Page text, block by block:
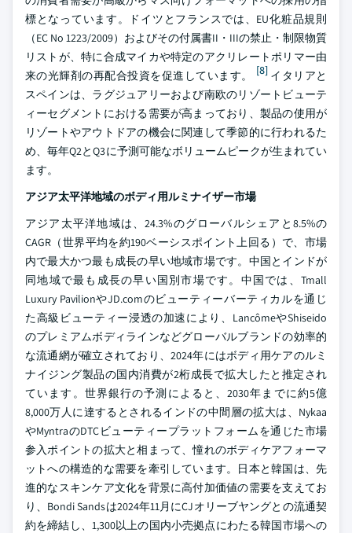
標となっています。ドイツとフランスでは、EU化粧品規則
（EC No 1223/2009）およびその付属書II・IIIの禁止・制限物質
リストが、特に合成マイカや特定のアクリレートポリマー由
来の光輝剤の再配合投資を促進しています。
[8]イタリアと
スペインは、ラグジュアリーおよび南欧のリゾートビューテ
ィーセグメントにおける需要が高まっており、製品の使用が
リゾートやアウトドアの機会に関連して季節的に行われるた
め、毎年Q2とQ3に予測可能なボリュームピークが生まれてい
ます。
アジア太平洋地域のボディ用ルミナイザー市場
アジア太平洋地域は、24.3%のグローバルシェアと8.5%の
CAGR（世界平均を約190ベーシスポイント上回る）で、市場
内で最大かつ最も成長の早い地域市場です。中国とインドが
同地域で最も成長の早い国別市場です。中国では、Tmall
Luxury PavilionやJD.comのビューティーバーティカルを通じ
た高級ビューティー浸透の加速により、LancômeやShiseido
のプレミアムボディラインなどグローバルブランドの効率的
な流通網が確立されており、2024年にはボディ用ケアのルミ
ナイジング製品の国内消費が2桁成長で拡大したと推定され
ています。世界銀行の予測によると、2030年までに約5億
8,000万人に達するとされるインドの中間層の拡大は、Nykaa
やMyntraのDTCビューティープラットフォームを通じた市場
参入ポイントの拡大と相まって、憧れのボディケアフォーマ
ットへの構造的な需要を牽引しています。日本と韓国は、先
進的なスキンケア文化を背景に高付加価値の需要を支えてお
り、Bondi Sandsは2024年11月にCJオリーブヤングとの流通契
約を締結し、1,300以上の国内小売拠点にわたる韓国市場への